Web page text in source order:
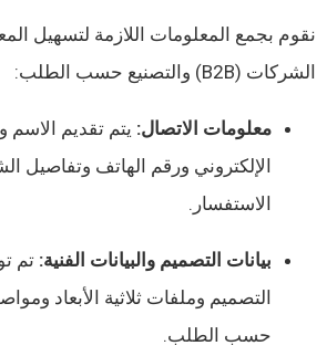
نقوم بجمع المعلومات اللازمة لتسهيل
الشركات (B2B) والتصنيع حسب الطلب:
معلومات الاتصال: يتم تقديم الاسم
الإلكتروني ورقم الهاتف وتفاصيل
الاستفسار.
بيانات التصميم والبيانات الفنية: تم
التصميم وملفات ثلاثية الأبعاد
حسب الطلب.